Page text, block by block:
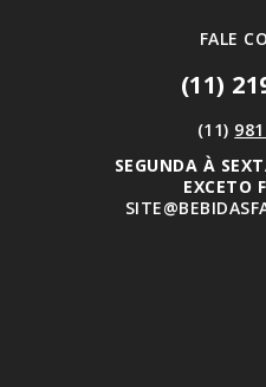
FALE
(11)
(11)
SEGUNDA À
EXCETO